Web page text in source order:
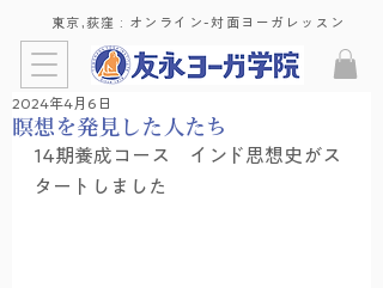
東京,荻窪 : ​オンライン-対面ヨーガレッスン
瞑想を発見した人たち
2024年4月6日
14期養成コース　インド思想史がス
タートしました